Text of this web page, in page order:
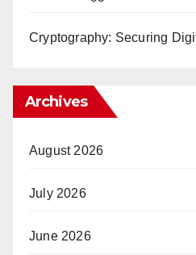
Cryptography: Securing
Archives
August 2026
July 2026
June 2026